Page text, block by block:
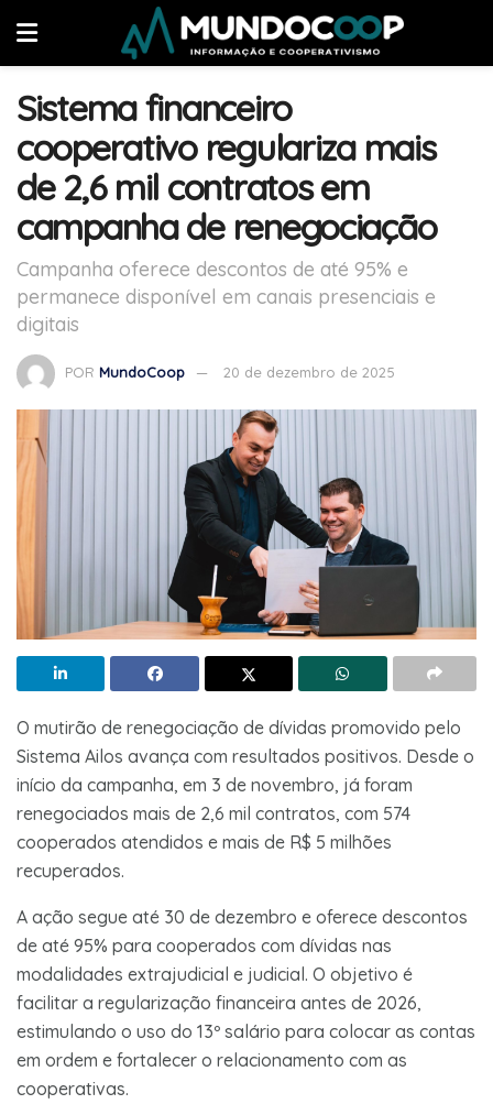
Sistema financeiro
cooperativo regulariza mais
de 2,6 mil contratos em
campanha de renegociação
Campanha oferece descontos de até 95% e
permanece disponível em canais presenciais e
digitais
POR MundoCoop 20 de dezembro de 2025
O mutirão de renegociação de dívidas promovido pelo
Sistema Ailos avança com resultados positivos. Desde o
início da campanha, em 3 de novembro, já foram
renegociados mais de 2,6 mil contratos, com 574
cooperados atendidos e mais de R$ 5 milhões
recuperados.
A ação segue até 30 de dezembro e oferece descontos
de até 95% para cooperados com dívidas nas
modalidades extrajudicial e judicial. O objetivo é
facilitar a regularização financeira antes de 2026,
estimulando o uso do 13º salário para colocar as contas
em ordem e fortalecer o relacionamento com as
cooperativas.